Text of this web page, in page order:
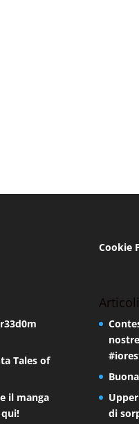
Tales of
il manga
Cookie
di